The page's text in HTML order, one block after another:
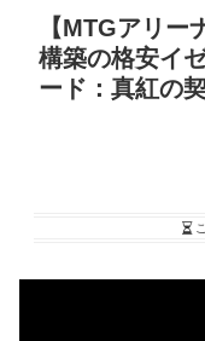
【MTGアリ
構築の格安イ
ード：真紅の契